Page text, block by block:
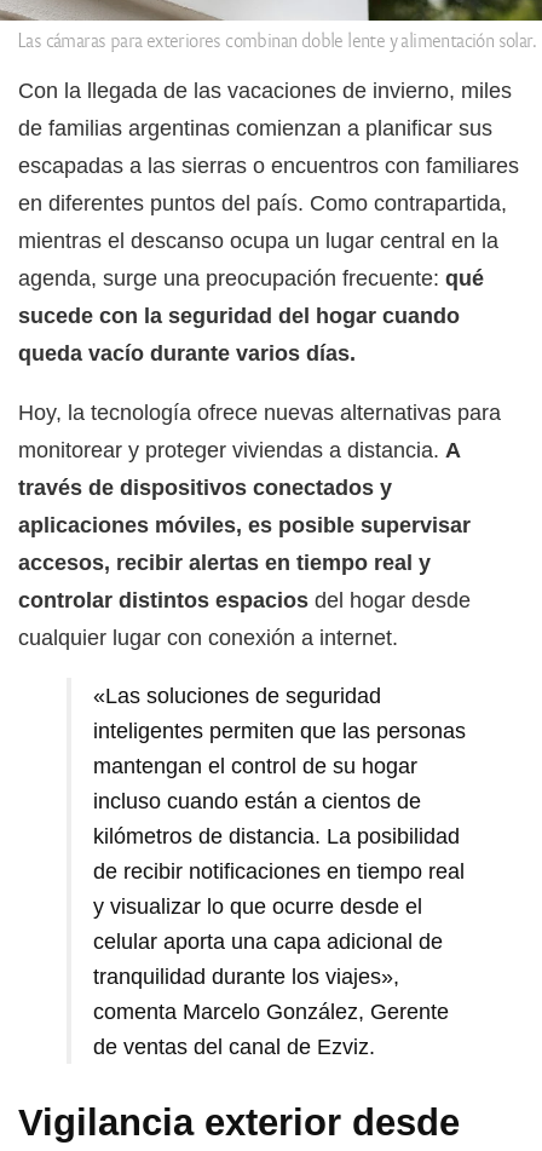
Las cámaras para exteriores combinan doble lente y alimentación solar.
Con la llegada de las vacaciones de invierno, miles
de familias argentinas comienzan a planificar sus
escapadas a las sierras o encuentros con familiares
en diferentes puntos del país. Como contrapartida,
mientras el descanso ocupa un lugar central en la
agenda, surge una preocupación frecuente: qué
sucede con la seguridad del hogar cuando
queda vacío durante varios días.
Hoy, la tecnología ofrece nuevas alternativas para
monitorear y proteger viviendas a distancia. A
través de dispositivos conectados y
aplicaciones móviles, es posible supervisar
accesos, recibir alertas en tiempo real y
controlar distintos espacios del hogar desde
cualquier lugar con conexión a internet.
«Las soluciones de seguridad
inteligentes permiten que las personas
mantengan el control de su hogar
incluso cuando están a cientos de
kilómetros de distancia. La posibilidad
de recibir notificaciones en tiempo real
y visualizar lo que ocurre desde el
celular aporta una capa adicional de
tranquilidad durante los viajes»,
comenta Marcelo González, Gerente
de ventas del canal de Ezviz.
Vigilancia exterior desde